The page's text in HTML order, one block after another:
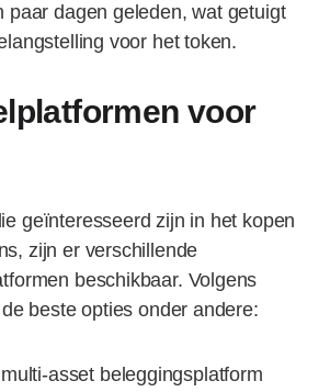
paar dagen geleden, wat getuigt
voor het token.
voor
geïnteresseerd zijn in het kopen
zijn er verschillende
beschikbaar. Volgens
beste opties onder andere:
asset beleggingsplatform